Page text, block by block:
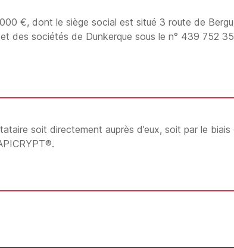
€, dont le siège social est situé 3 route de
des sociétés de Dunkerque sous le n° 439 752
soit directement auprès d’eux, soit par le biais